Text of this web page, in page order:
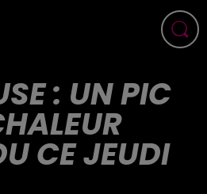
: UN PIC
CE JEUDI